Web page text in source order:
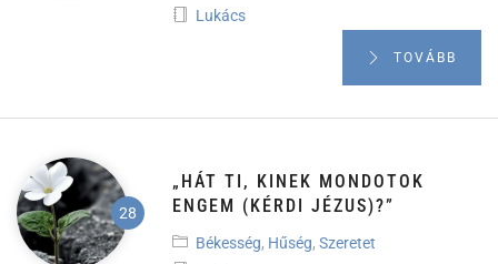
Lukács
TOVÁBB
„HÁT TI, KINEK MONDOTOK
ENGEM (KÉRDI JÉZUS)?”
Békesség, Hűség, Szeretet